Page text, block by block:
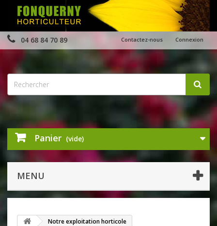
Connexion
Contactez-nous
04 68 84 70 89
Panier (vide)
MENU
Notre exploitation horticole